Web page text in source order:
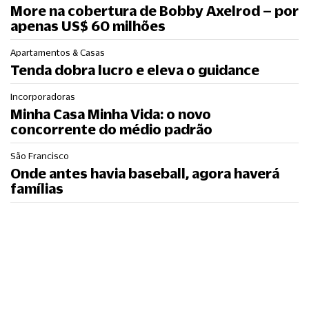
More na cobertura de Bobby Axelrod – por
apenas US$ 60 milhões
Apartamentos & Casas
Tenda dobra lucro e eleva o guidance
Incorporadoras
Minha Casa Minha Vida: o novo
concorrente do médio padrão
São Francisco
Onde antes havia baseball, agora haverá
famílias